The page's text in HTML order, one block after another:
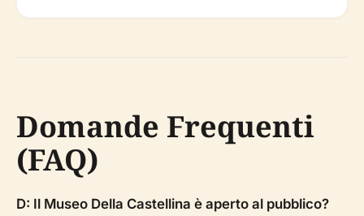
Domande Frequenti
(FAQ)
D: Il Museo Della Castellina è aperto al pubblico?